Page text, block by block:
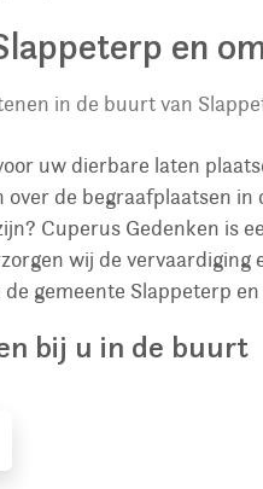
en
in de buurt van
uw dierbare laten
de begraafplaatsen
Cuperus Gedenken is
wij de
gemeente Slappeterp
bij u in de buurt